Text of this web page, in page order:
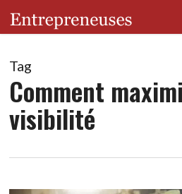
content
Tag
Comment
visibilité